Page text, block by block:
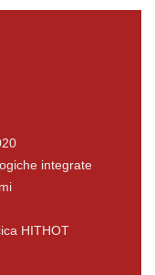
integrate
HITHOT